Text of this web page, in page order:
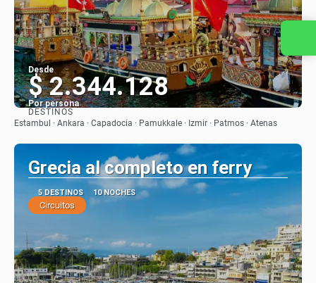
Desde
$ 2.344.128
Por persona
Ver
DESTINOS
Estambul · Ankara · Capadocia · Pamukkale · Izmir · Patmos · Atenas
Grecia al completo en ferry
5 DESTINOS 10 NOCHES
Circuitos
Contacta con nosotros